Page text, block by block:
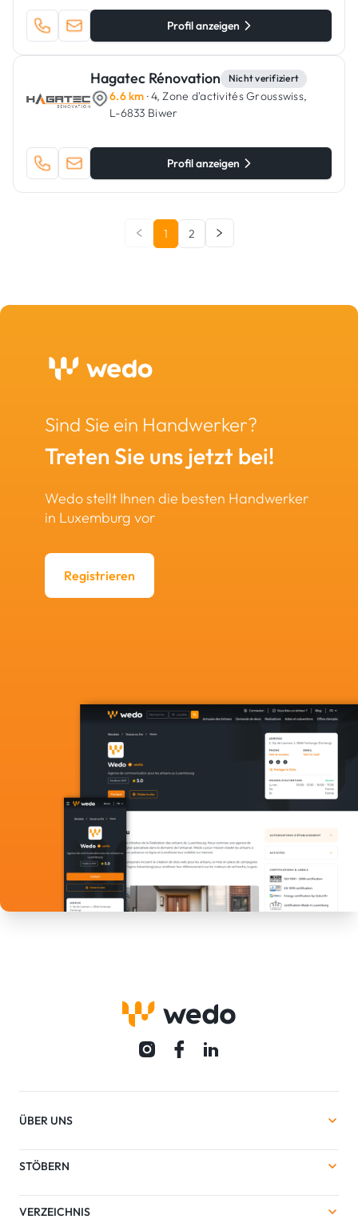
Profil anzeigen
Hagatec Rénovation Nicht verifiziert
6.6 km · 4, Zone d'activités Grousswiss,
L-6833 Biwer
Profil anzeigen
1 2
Sind Sie ein Handwerker?
Treten Sie uns jetzt bei!
Wedo stellt Ihnen die besten Handwerker
in Luxemburg vor
Registrieren
ÜBER UNS
STÖBERN
VERZEICHNIS